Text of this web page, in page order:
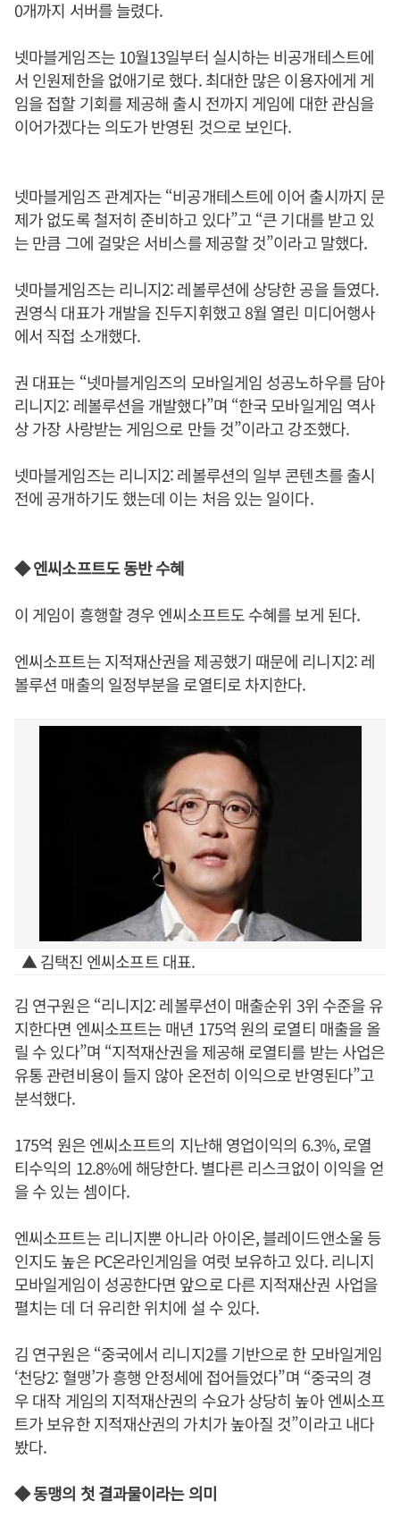
0개까지 서버를 늘렸다.
넷마블게임즈는 10월13일부터 실시하는 비공개테스트에
서 인원제한을 없애기로 했다. 최대한 많은 이용자에게 게
임을 접할 기회를 제공해 출시 전까지 게임에 대한 관심을
이어가겠다는 의도가 반영된 것으로 보인다.
넷마블게임즈 관계자는 “비공개테스트에 이어 출시까지 문
제가 없도록 철저히 준비하고 있다”고 “큰 기대를 받고 있
는 만큼 그에 걸맞은 서비스를 제공할 것”이라고 말했다.
넷마블게임즈는 리니지2: 레볼루션에 상당한 공을 들였다.
권영식 대표가 개발을 진두지휘했고 8월 열린 미디어행사
에서 직접 소개했다.
권 대표는 “넷마블게임즈의 모바일게임 성공노하우를 담아
리니지2: 레볼루션을 개발했다”며 “한국 모바일게임 역사
상 가장 사랑받는 게임으로 만들 것”이라고 강조했다.
넷마블게임즈는 리니지2: 레볼루션의 일부 콘텐츠를 출시
전에 공개하기도 했는데 이는 처음 있는 일이다.
◆ 엔씨소프트도 동반 수혜
이 게임이 흥행할 경우 엔씨소프트도 수혜를 보게 된다.
엔씨소프트는 지적재산권을 제공했기 때문에 리니지2: 레
볼루션 매출의 일정부분을 로열티로 차지한다.
▲ 김택진 엔씨소프트 대표.
김 연구원은 “리니지2: 레볼루션이 매출순위 3위 수준을 유
지한다면 엔씨소프트는 매년 175억 원의 로열티 매출을 올
릴 수 있다”며 “지적재산권을 제공해 로열티를 받는 사업은
유통 관련비용이 들지 않아 온전히 이익으로 반영된다”고
분석했다.
175억 원은 엔씨소프트의 지난해 영업이익의 6.3%, 로열
티수익의 12.8%에 해당한다. 별다른 리스크없이 이익을 얻
을 수 있는 셈이다.
엔씨소프트는 리니지뿐 아니라 아이온, 블레이드앤소울 등
인지도 높은 PC온라인게임을 여럿 보유하고 있다. 리니지
모바일게임이 성공한다면 앞으로 다른 지적재산권 사업을
펼치는 데 더 유리한 위치에 설 수 있다.
김 연구원은 “중국에서 리니지2를 기반으로 한 모바일게임
‘천당2: 혈맹’가 흥행 안정세에 접어들었다”며 “중국의 경
우 대작 게임의 지적재산권의 수요가 상당히 높아 엔씨소프
트가 보유한 지적재산권의 가치가 높아질 것”이라고 내다
봤다.
◆ 동맹의 첫 결과물이라는 의미